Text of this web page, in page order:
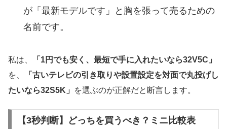
が「最新モデルです」と胸を張って売るための
名前です。
私は、
「1円でも安く、最短で手に入れたいなら32V5C」
を、
「古いテレビの引き取りや設置設定を対面で丸投げし
たいなら32S5K」
を選ぶのが正解だと断言します。
【3秒判断】どっちを買うべき？ミニ比較表